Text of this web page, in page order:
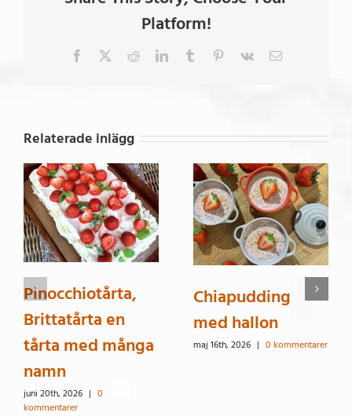
Platform!
Facebook RedditLinkedInTumblr Pinterest
Vk
E-
Relaterade inlägg
Pinocchiotårta,
Brittatårta en
tårta med många
namn
juni 20th, 2026 | 0
kommentarer
Chiapudding
med hallon
maj 16th, 2026 | 0 kommentarer